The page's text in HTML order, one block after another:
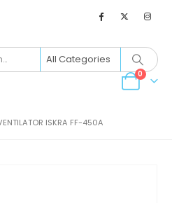
0
ISKRA FF-450A